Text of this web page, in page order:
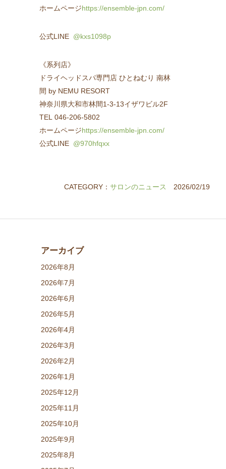
ホームページhttps://ensemble-jpn.com/
公式LINE @kxs1098p
《系列店》
ドライヘッドスパ専門店 ひとねむり 南林
間 by NEMU RESORT
神奈川県大和市林間1-3-13イザワビル2F
TEL 046-206-5802
ホームページhttps://ensemble-jpn.com/
公式LINE @970hfqxx
CATEGORY： サロンのニュース 2026/02/19
アーカイブ
2026年8月
2026年7月
2026年6月
2026年5月
2026年4月
2026年3月
2026年2月
2026年1月
2025年12月
2025年11月
2025年10月
2025年9月
2025年8月